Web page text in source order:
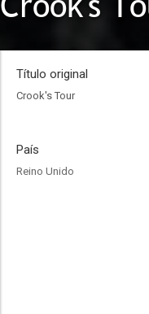
Título original
Crook's Tour
País
Reino Unido